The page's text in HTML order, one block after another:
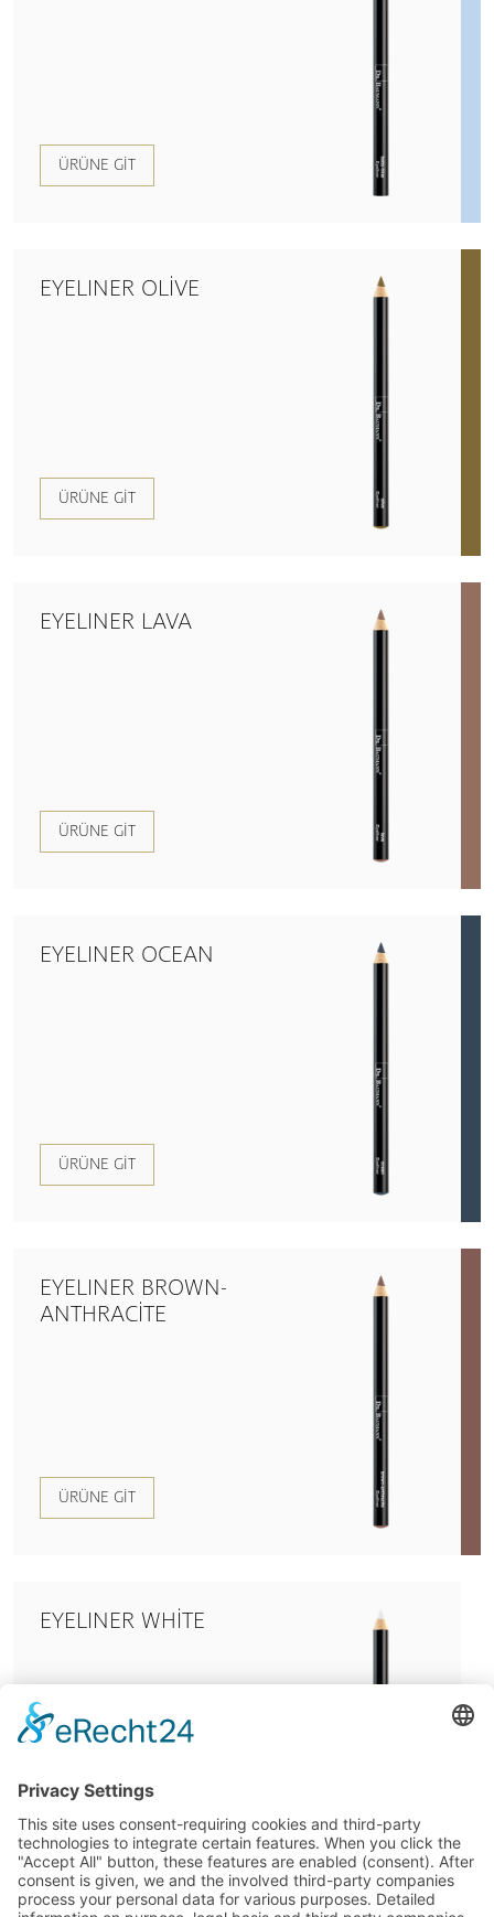
ÜRÜNE GIT
EYELINER OLIVE
ÜRÜNE GIT
EYELINER LAVA
ÜRÜNE GIT
EYELINER OCEAN
ÜRÜNE GIT
EYELINER BROWN-
ANTHRACITE
ÜRÜNE GIT
EYELINER WHITE
ÜRÜNE GIT